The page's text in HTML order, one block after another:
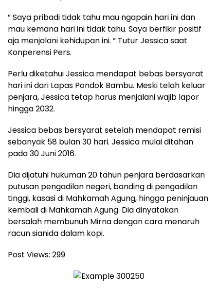
” Saya pribadi tidak tahu mau ngapain hari ini dan
mau kemana hari ini tidak tahu. Saya berfikir positif
aja menjalani kehidupan ini. ” Tutur Jessica saat
Konperensi Pers.
Perlu diketahui Jessica mendapat bebas bersyarat
hari ini dari Lapas Pondok Bambu. Meski telah keluar
penjara, Jessica tetap harus menjalani wajib lapor
hingga 2032.
Jessica bebas bersyarat setelah mendapat remisi
sebanyak 58 bulan 30 hari. Jessica mulai ditahan
pada 30 Juni 2016.
Dia dijatuhi hukuman 20 tahun penjara berdasarkan
putusan pengadilan negeri, banding di pengadilan
tinggi, kasasi di Mahkamah Agung, hingga peninjauan
kembali di Mahkamah Agung. Dia dinyatakan
bersalah membunuh Mirna dengan cara menaruh
racun sianida dalam kopi.
Post Views: 299